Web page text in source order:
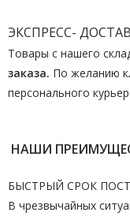
ЭКСПРЕСС-
Товары с нашего
заказа. По желанию
персонального
НАШИ
БЫСТРЫЙ СРОК
В чрезвычайных